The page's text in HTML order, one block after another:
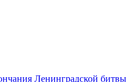
Ленинградской битвы